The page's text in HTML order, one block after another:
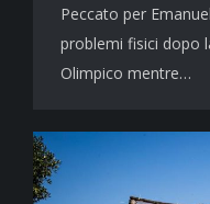
Peccato per
problemi fisici dopo
Olimpico mentre…